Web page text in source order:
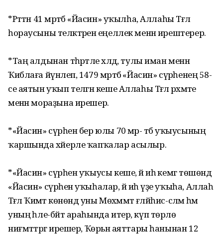
*Рәттән 41 мәртәбә «Йасин» уҡылһа, Аллаһы Тәғәлә
һораусыны теләктәренә еңеллек менән ирештерер.
*Таң алдынан тәһәрәтле хәлдә, тулы иман менән
Ҡиблаға йүнәлеп, 1479 мәртәбә «Йасин» сүрәһенең 58-
се аятын уҡып теләгән кеше Аллаһы Тәғәлә рәхмәте
менән мораҙына ирешер.
*«Йасин» сүрәһен бер юлы 70 мәр- тәбә уҡыусының
ҡаршында хәйерле ҡапҡалар асылыр.
*«Йасин» сүрәһен уҡыусы кеше, йә иһә кемгә төшөндә
«Йасин» сүрәһен уҡыһалар, йә иһә үҙе уҡыһа, Аллаһ
Тәғәлә Ҡиәмәт көнөндә уны Мөхәммәт ғәләйһис-сәләм һәм
уның әһле-бәйт араһында итер, күп төрлө
ниғмәттәргә ирешер, Ҡөрьән аяттары һанынан 12